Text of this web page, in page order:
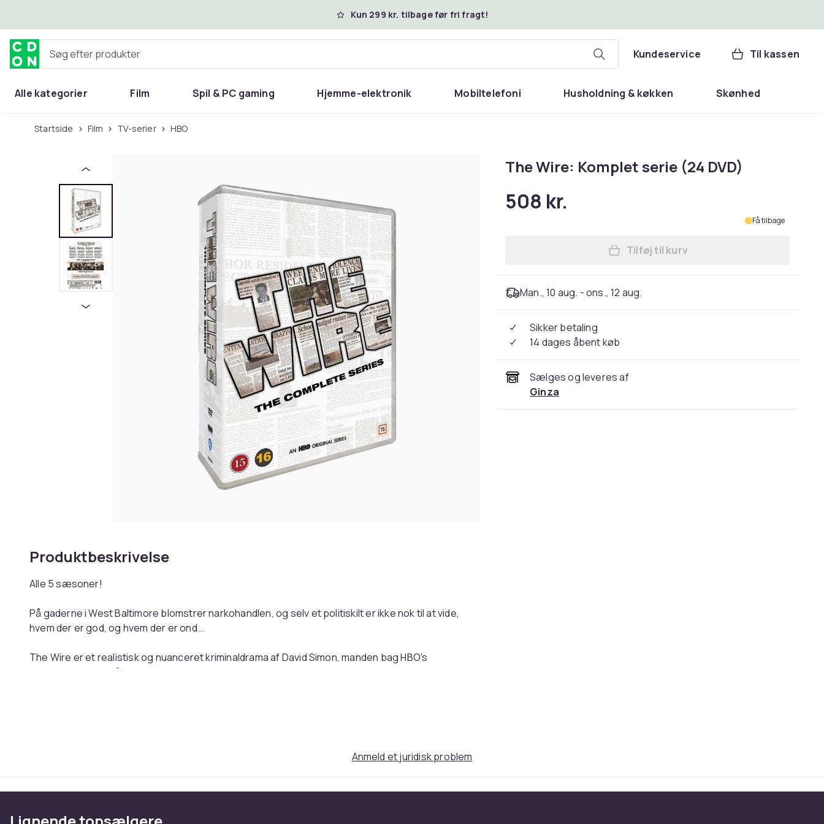
Kun 299 kr. tilbage før fri fragt!
Søg efter produkter Kundeservice Til kassen
Alle kategorier Film Spil & PC gaming Hjemme-elektronik Mobiltelefoni Husholdning & køkken Skønhed
Hjem & have
Startside Film TV-serier HBO
Produktbeskrivelse
Alle 5 sæsoner!
På gaderne i West Baltimore blomstrer narkohandlen, og selv et politiskilt er ikke nok til at vide,
hvem der er god, og hvem der er ond...
The Wire er et realistisk og nuanceret kriminaldrama af David Simon, manden bag HBO's
tredobbelte Emmy®-vinder \"The Corner\" og \"Homicide: Life on the Street\".
Clarke Peters
Lance Reddick
The Wire: Komplet serie (24 DVD)
508 kr.
Få tilbage
Læg The Wire: Komplet serie (24
Tilføj til kurv
Man., 10 aug. - ons., 12 aug.
Sikker betaling
14 dages åbent køb
Sælges og leveres af
Ginza
Anmeld et juridisk problem